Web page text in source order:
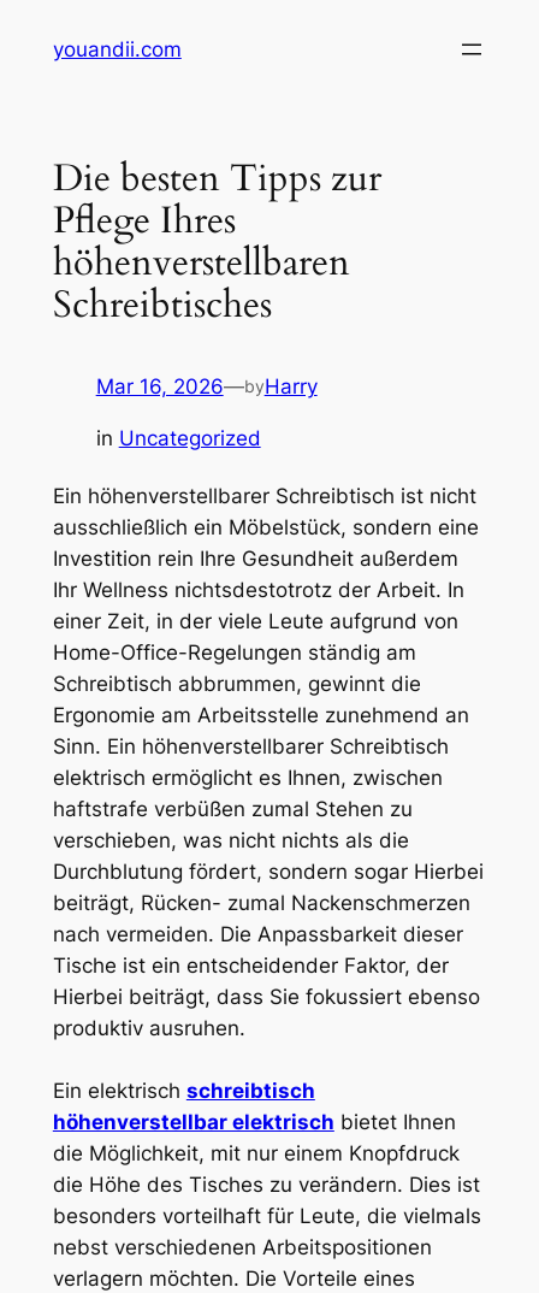
youandii.com
Die besten Tipps zur
Pflege Ihres
höhenverstellbaren
Schreibtisches
Mar 16, 2026—byHarry
in Uncategorized
Ein höhenverstellbarer Schreibtisch ist nicht
ausschließlich ein Möbelstück, sondern eine
Investition rein Ihre Gesundheit außerdem
Ihr Wellness nichtsdestotrotz der Arbeit. In
einer Zeit, in der viele Leute aufgrund von
Home-Office-Regelungen ständig am
Schreibtisch abbrummen, gewinnt die
Ergonomie am Arbeitsstelle zunehmend an
Sinn. Ein höhenverstellbarer Schreibtisch
elektrisch ermöglicht es Ihnen, zwischen
haftstrafe verbüßen zumal Stehen zu
verschieben, was nicht nichts als die
Durchblutung fördert, sondern sogar Hierbei
beiträgt, Rücken- zumal Nackenschmerzen
nach vermeiden. Die Anpassbarkeit dieser
Tische ist ein entscheidender Faktor, der
Hierbei beiträgt, dass Sie fokussiert ebenso
produktiv ausruhen.
Ein elektrisch schreibtisch
höhenverstellbar elektrisch bietet Ihnen
die Möglichkeit, mit nur einem Knopfdruck
die Höhe des Tisches zu verändern. Dies ist
besonders vorteilhaft für Leute, die vielmals
nebst verschiedenen Arbeitspositionen
verlagern möchten. Die Vorteile eines